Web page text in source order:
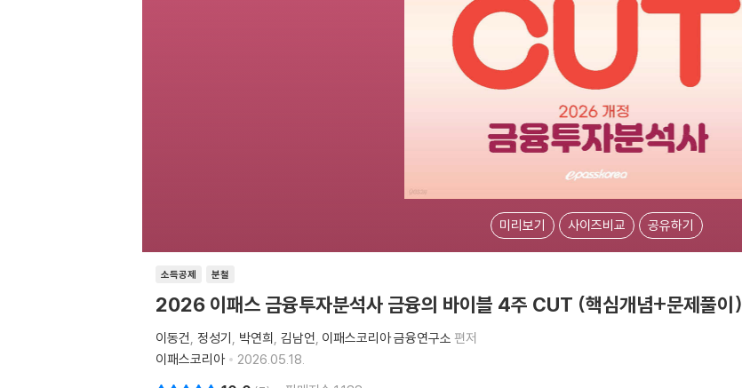
미리보기 사이즈비교 공유하기
소득공제 분철
2026 이패스 금융투자분석사 금융의 바이블 4주 CUT (핵심개념+문제풀이)
이동건 정성기 박연희 김남언 이패스코리아 금융연구소 편저
이패스코리아
2026.05.18.